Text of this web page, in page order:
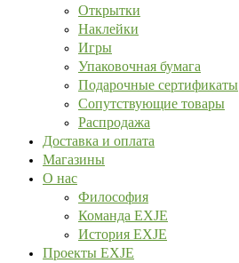
Открытки
Наклейки
Игры
Упаковочная бумага
Подарочные сертификаты
Сопутствующие товары
Распродажа
Доставка и оплата
Магазины
О нас
Философия
Команда EXJE
История EXJE
Проекты EXJE